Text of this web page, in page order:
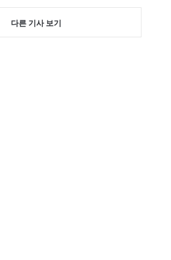
다른 기사 보기